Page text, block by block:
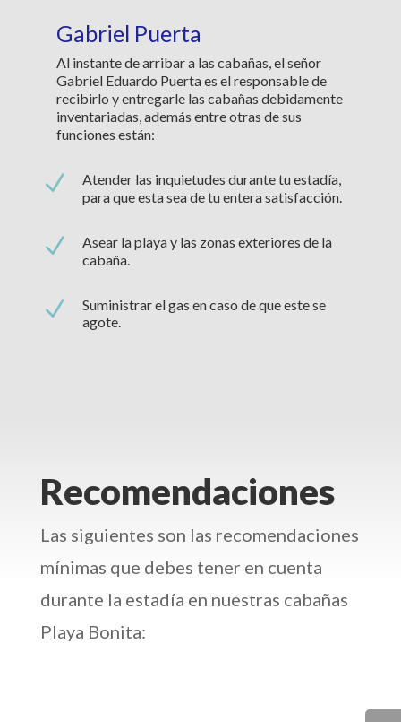
Gabriel Puerta
Al instante de arribar a las cabañas, el señor
Gabriel Eduardo Puerta es el responsable de
recibirlo y entregarle las cabañas debidamente
inventariadas, además entre otras de sus
funciones están:
N
Atender las inquietudes durante tu estadía,
para que esta sea de tu entera satisfacción.
N
Asear la playa y las zonas exteriores de la
cabaña.
N
Suministrar el gas en caso de que este se
agote.
Recomendaciones
Las siguientes son las recomendaciones
mínimas que debes tener en cuenta
durante la estadía en nuestras cabañas
Playa Bonita: